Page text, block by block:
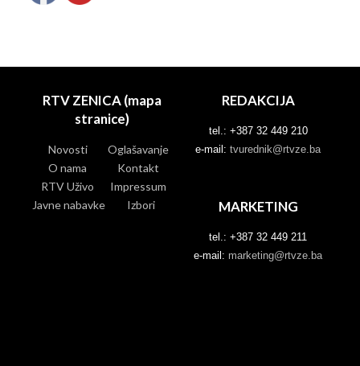
RTV ZENICA (mapa
stranice)
Novosti
Oglašavanje
O nama
Kontakt
RTV Uživo
Impressum
Javne nabavke
Izbori
REDAKCIJA
tel.: +387 32 449 210
e-mail: tvurednik@rtvze.ba
MARKETING
tel.: +387 32 449 211
e-mail: marketing@rtvze.ba